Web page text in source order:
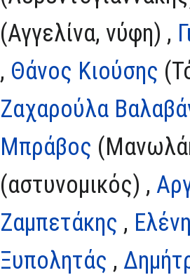
(Αγγελίνα, νύφη) ,
, Θάνος Κιούσης
Ζαχαρούλα
Μπράβος
(αστυνομικός) ,
Ζαμπετάκης ,
Ξυπολητάς ,